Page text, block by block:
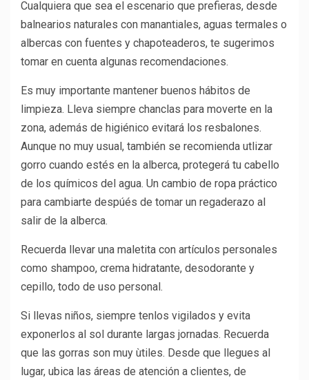
Cualquiera que sea el escenario que prefieras, desde
balnearios naturales con manantiales, aguas termales o
albercas con fuentes y chapoteaderos, te sugerimos
tomar en cuenta algunas recomendaciones.
Es muy importante mantener buenos hábitos de
limpieza. Lleva siempre chanclas para moverte en la
zona, además de higiénico evitará los resbalones.
Aunque no muy usual, también se recomienda utlizar
gorro cuando estés en la alberca, protegerá tu cabello
de los químicos del agua. Un cambio de ropa práctico
para cambiarte despúés de tomar un regaderazo al
salir de la alberca.
Recuerda llevar una maletita con artículos personales
como shampoo, crema hidratante, desodorante y
cepillo, todo de uso personal.
Si llevas niños, siempre tenlos vigilados y evita
exponerlos al sol durante largas jornadas. Recuerda
que las gorras son muy ùtiles. Desde que llegues al
lugar, ubica las áreas de atención a clientes, de